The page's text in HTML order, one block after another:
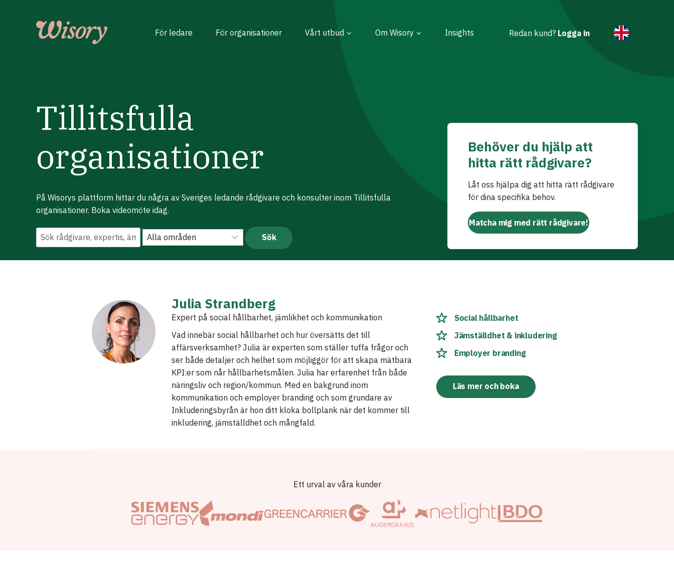
För ledare För organisationer Vårt utbud Om Wisory Insights Redan kund? Logga in
Tillitsfulla
organisationer
På Wisorys plattform hittar du några av Sveriges ledande rådgivare och konsulter inom Tillitsfulla
organisationer. Boka videomöte idag.
Behöver du hjälp att
hitta rätt rådgivare?
Låt oss hjälpa dig att hitta rätt rådgivare
för dina specifika behov.
Matcha mig med rätt rådgivare!
Julia Strandberg
Expert på social hållbarhet, jämlikhet och kommunikation
Vad innebär social hållbarhet och hur översätts det till
affärsverksamhet? Julia är experten som ställer tuffa frågor och
ser både detaljer och helhet som möjliggör för att skapa mätbara
KPI:er som når hållbarhetsmålen. Julia har erfarenhet från både
näringsliv och region/kommun. Med en bakgrund inom
kommunikation och employer branding och som grundare av
Inkluderingsbyrån är hon ditt kloka bollplank när det kommer till
inkludering, jämställdhet och mångfald.
Social hållbarhet
Jämställdhet & inkludering
Employer branding
Läs mer och boka
Ett urval av våra kunder